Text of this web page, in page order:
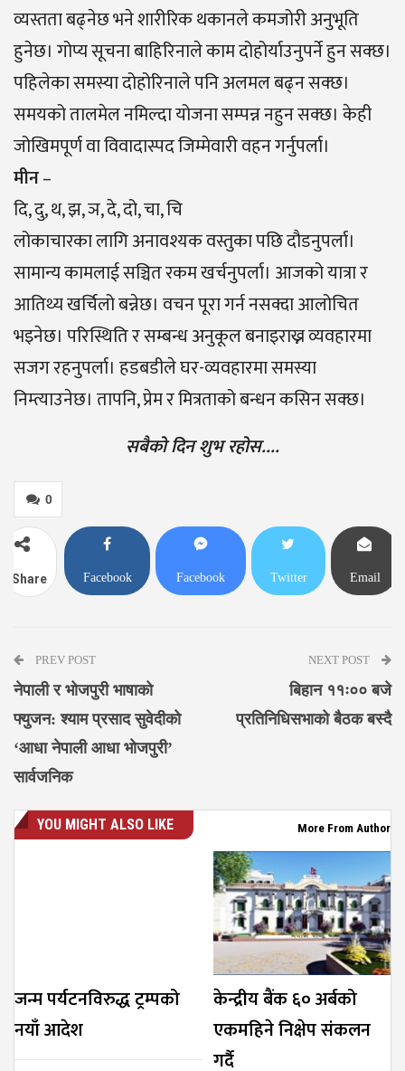
व्यस्तता बढ्नेछ भने शारीरिक थकानले कमजोरी अनुभूति
हुनेछ। गोप्य सूचना बाहिरिनाले काम दोहोर्याउनुपर्ने हुन सक्छ।
पहिलेका समस्या दोहोरिनाले पनि अलमल बढ्न सक्छ।
समयको तालमेल नमिल्दा योजना सम्पन्न नहुन सक्छ। केही
जोखिमपूर्ण वा विवादास्पद जिम्मेवारी वहन गर्नुपर्ला।
मीन–
दि, दु, थ, झ, ञ, दे, दो, चा, चि
लोकाचारका लागि अनावश्यक वस्तुका पछि दौडनुपर्ला।
सामान्य कामलाई सञ्चित रकम खर्चनुपर्ला। आजको यात्रा र
आतिथ्य खर्चिलो बन्नेछ। वचन पूरा गर्न नसक्दा आलोचित
भइनेछ। परिस्थिति र सम्बन्ध अनुकूल बनाइराख्न व्यवहारमा
सजग रहनुपर्ला। हडबडीले घर-व्यवहारमा समस्या
निम्त्याउनेछ। तापनि, प्रेम र मित्रताको बन्धन कसिन सक्छ।
सबैको दिन शुभ रहोस….
0
Share Facebook Facebook Twitter Email
PREV POST
नेपाली र भोजपुरी भाषाको
फ्युजन: श्याम प्रसाद सुवेदीको
‘आधा नेपाली आधा भोजपुरी’
सार्वजनिक
NEXT POST
बिहान ११ः०० बजे
प्रतिनिधिसभाको बैठक बस्दै
YOU MIGHT ALSO LIKE More From Author
जन्म पर्यटनविरुद्ध ट्रम्पको
नयाँ आदेश
केन्द्रीय बैंक ६० अर्बको
एकमहिने निक्षेप संकलन
गर्दै